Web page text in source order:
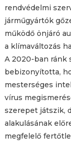
rendvédelmi
járműgyártók
működő önjáró
a klímaváltozás
A 2020-ban ránk
bebizonyította,
mesterséges
vírus
szerepet játszik,
alakulásának
megfelelő